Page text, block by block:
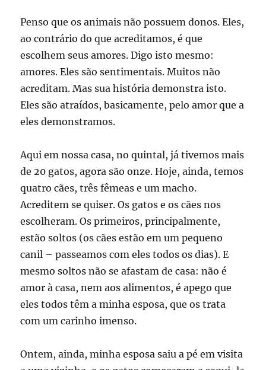
Penso que os animais não possuem donos. Eles,
ao contrário do que acreditamos, é que
escolhem seus amores. Digo isto mesmo:
amores. Eles são sentimentais. Muitos não
acreditam. Mas sua história demonstra isto.
Eles são atraídos, basicamente, pelo amor que a
eles demonstramos.
Aqui em nossa casa, no quintal, já tivemos mais
de 20 gatos, agora são onze. Hoje, ainda, temos
quatro cães, três fêmeas e um macho.
Acreditem se quiser. Os gatos e os cães nos
escolheram. Os primeiros, principalmente,
estão soltos (os cães estão em um pequeno
canil – passeamos com eles todos os dias). E
mesmo soltos não se afastam de casa: não é
amor à casa, nem aos alimentos, é apego que
eles todos têm a minha esposa, que os trata
com um carinho imenso.
Ontem, ainda, minha esposa saiu a pé em visita